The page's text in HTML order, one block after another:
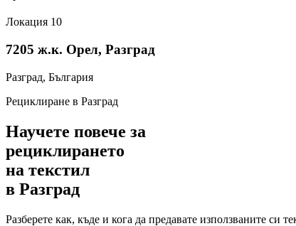
Локация 10
7205 ж.к. Орел, Разград
Разград, България
Рециклиране в Разград
Научете повече за
рециклирането
на текстил
в Разград
Разберете как, къде и кога да предавате използваните си